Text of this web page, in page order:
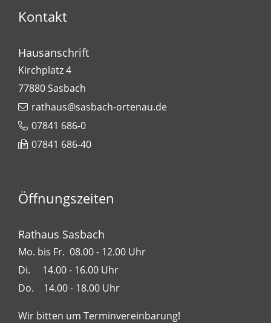
Kontakt
Hausanschrift
Kirchplatz 4
77880Sasbach
rathaus@sasbach-ortenau.de
07841 686-0
07841 686-40
Öffnungszeiten
Rathaus Sasbach
Mo. bis Fr. 08.00 - 12.00 Uhr
Di. 14.00 - 16.00 Uhr
Do. 14.00 - 18.00 Uhr
Wir bitten um Terminvereinbarung!